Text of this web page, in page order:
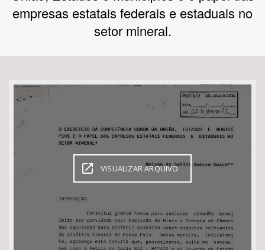
Tema
Subtema
Área de Levantamento
Área Protegida
empresas estatais federais e estaduais no
setor mineral.
VISUALIZAR ARQUIVO